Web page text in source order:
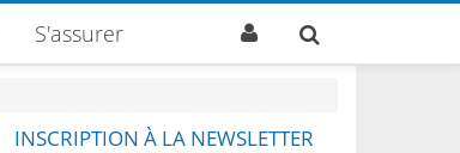
S'assurer
INSCRIPTION À LA NEWSLETTER